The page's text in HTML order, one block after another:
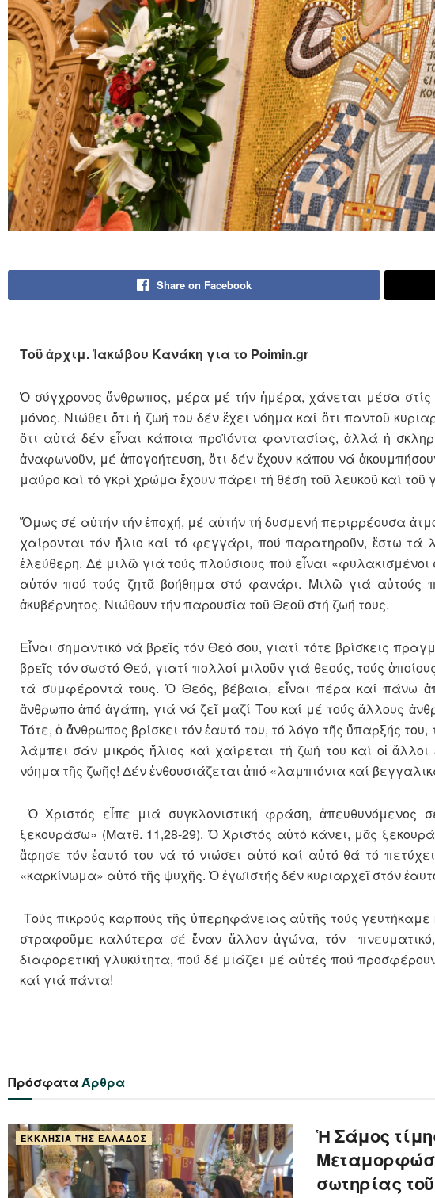
Share on Facebook
Τοῦ ἀρχιμ. Ἰακώβου Κανάκη για το Poimin.gr
Ὁ σύγχρονος ἄνθρωπος, μέρα μέ τήν ἡμέρα, χάνεται μέσα στίς
μόνος. Νιώθει ὅτι ἡ ζωή του δέν ἔχει νόημα καί ὅτι παντοῦ
ὅτι αὐτά δέν εἶναι κάποια προϊόντα φαντασίας, ἀλλά ἡ
ἀναφωνοῦν, μέ ἀπογοήτευση, ὅτι δέν ἔχουν κάπου νά
μαύρο καί τό γκρί χρώμα ἔχουν πάρει τή θέση τοῦ λευκοῦ καί τοῦ
Ὅμως σέ αὐτήν τήν ἐποχή, μέ αὐτήν τή δυσμενή περιρρέουσα
χαίρονται τόν ἤλιο καί τό φεγγάρι, πού παρατηροῦν, ἔστω
ἐλεύθερη. Δέ μιλῶ γιά τούς πλούσιους πού εἶναι «φυλακισμένοι
αὐτόν πού τούς ζητᾶ βοήθημα στό φανάρι. Μιλῶ γιά αὐτούς
ἀκυβέρνητος. Νιώθουν τήν παρουσία τοῦ Θεοῦ στή ζωή τους.
Εἶναι σημαντικό νά βρεῖς τόν Θεό σου, γιατί τότε βρίσκεις
βρεῖς τόν σωστό Θεό, γιατί πολλοί μιλοῦν γιά θεούς, τούς
τά συμφέροντά τους. Ὁ Θεός, βέβαια, εἶναι πέρα καί πάνω
ἄνθρωπο ἀπό ἀγάπη, γιά νά ζεῖ μαζί Του καί μέ τούς ἄλλους
Τότε, ὁ ἄνθρωπος βρίσκει τόν ἐαυτό του, τό λόγο τῆς ὕπαρξής
λάμπει σάν μικρός ἤλιος καί χαίρεται τή ζωή του καί οἱ
νόημα τῆς ζωῆς! Δέν ἐνθουσιάζεται ἀπό «λαμπιόνια καί
Ὁ Χριστός εἶπε μιά συγκλονιστική φράση,
ξεκουράσω» (Ματθ. 11,28-29). Ὁ Χριστός αὐτό κάνει, μᾶς
ἄφησε τόν ἐαυτό του νά τό νιώσει αὐτό καί αὐτό θά τό
«καρκίνωμα» αὐτό τῆς ψυχῆς. Ὁ ἐγωϊστής δέν κυριαρχεῖ στόν
Τούς πικρούς καρπούς τῆς ὑπερηφάνειας αὐτῆς τούς
στραφοῦμε καλύτερα σέ ἕναν ἄλλον ἀγώνα, τόν
διαφορετική γλυκύτητα, πού δέ μιάζει μέ αὐτές πού
καί γιά πάντα!
ΠρόσφαταΆρθρα
ΕΚΚΛΗΣΊΑ ΤΗΣ ΕΛΛΆΔΟΣ
Ἡ Σάμος
σωτηρίας